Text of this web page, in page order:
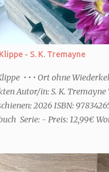
Wein oder Cocktail,
zu
Dann seid ihr wie ich
tatsächlich Düfte die zur
könnt. Zum
Duft, wie die Kneipp
- S. K. Tremayne
• • • Ort ohne
Autor/in: S. K. Tremayne
2026 ISBN:
Serie: - Preis: 12,99€
denn beide Kinder